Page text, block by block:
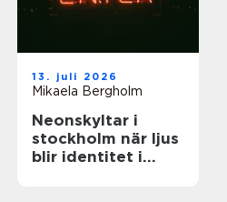
13. juli 2026
Mikaela Bergholm
Neonskyltar i
stockholm när ljus
blir identitet i